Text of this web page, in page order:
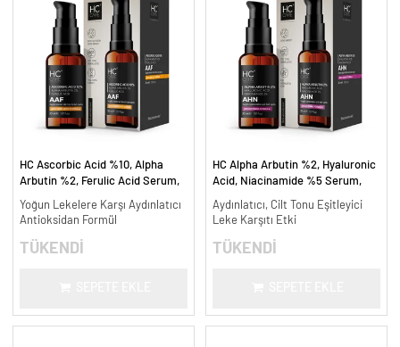
HC Ascorbic Acid %10, Alpha
Arbutin %2, Ferulic Acid Serum,
ml.
Yoğun Lekelere Karşı Aydınlatıcı
Antioksidan Formül
TÜKENDİ
HC Alpha Arbutin %2, Hyaluronic
Acid, Niacinamide %5 Serum,
ml.
Aydınlatıcı, Cilt Tonu Eşitleyici
Leke Karşıtı Etki
TÜKENDİ